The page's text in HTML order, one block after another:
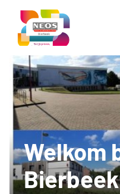
Welkom
Bierbeek